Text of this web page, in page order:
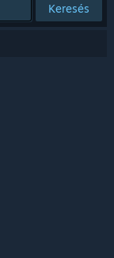
Keresés